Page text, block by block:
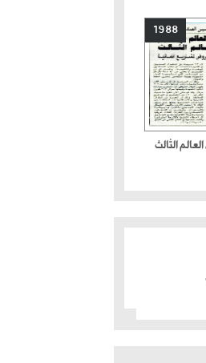
1988
الثالث